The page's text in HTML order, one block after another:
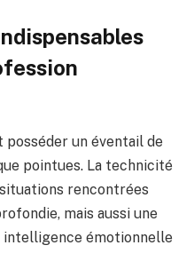
posséder un éventail de
pointues. La technicité
rencontrées
mais aussi une
intelligence émotionnelle